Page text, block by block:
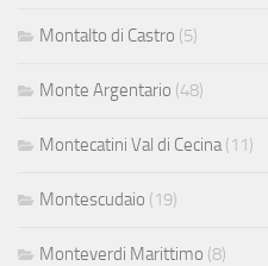
Montalto di Castro (5)
Monte Argentario (48)
Montecatini Val di Cecina (11)
Montescudaio (19)
Monteverdi Marittimo (8)